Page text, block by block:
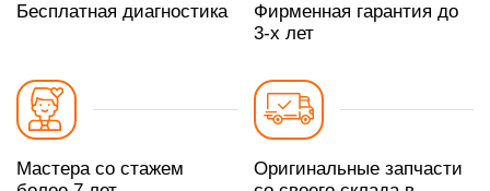
Бесплатная диагностика
Фирменная гарантия до
3-х лет
Мастера со стажем
Оригинальные запчасти